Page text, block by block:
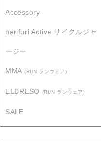
Accessory
narifuri Active サイクルジャ
ージー
MMA (RUN ランウェア)
ELDRESO (RUN ランウェア)
SALE